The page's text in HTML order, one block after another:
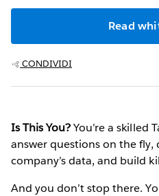
Read
CONDIVIDI
Is This You?You’re a skilled
answer questions on the fly,
company’s data, and build
And you don’t stop there.